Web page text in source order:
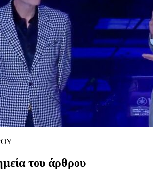
του άρθρου